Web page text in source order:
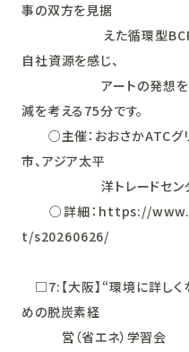
事の双方を見据
えた循環型BCPを学
自社資源を感じ、
アートの発想を活か
減を考える75分です。
○主催：おおさかATCグリ
市、アジア太平
洋トレードセンター
○詳細：https://
t/s20260626/
□7:【大阪】“環境に詳しく
めの脱炭素経
営（省エネ）学習会